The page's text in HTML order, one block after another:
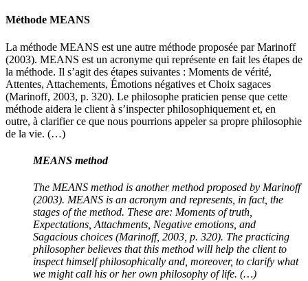
Méthode MEANS
La méthode MEANS est une autre méthode proposée par Marinoff
(2003). MEANS est un acronyme qui représente en fait les étapes de
la méthode. Il s’agit des étapes suivantes : Moments de vérité,
Attentes, Attachements, Émotions négatives et Choix sagaces
(Marinoff, 2003, p. 320). Le philosophe praticien pense que cette
méthode aidera le client à s’inspecter philosophiquement et, en
outre, à clarifier ce que nous pourrions appeler sa propre philosophie
de la vie. (…)
MEANS method
The MEANS method is another method proposed by Marinoff
(2003). MEANS is an acronym and represents, in fact, the
stages of the method. These are: Moments of truth,
Expectations, Attachments, Negative emotions, and
Sagacious choices (Marinoff, 2003, p. 320). The practicing
philosopher believes that this method will help the client to
inspect himself philosophically and, moreover, to clarify what
we might call his or her own philosophy of life. (…)